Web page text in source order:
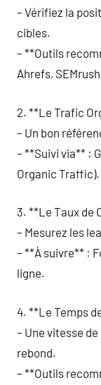
– Vérifiez la
cibles.
– **Outils
Ahrefs,
2. **Le Trafic
– Un bon
– **Suivi via** :
Organic Traffic).
3. **Le Taux de
– Mesurez les
– **À suivre** :
ligne.
4. **Le Temps
– Une vitesse
rebond.
– **Outils